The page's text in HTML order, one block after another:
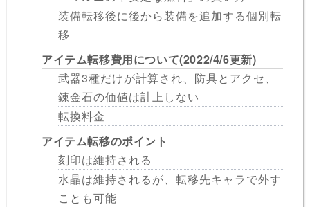
装備転移後に後から装備を追加する個別転
移
アイテム転移費用について(2022/4/6更新)
武器3種だけが計算され、防具とアクセ、
錬金石の価値は計上しない
転換料金
アイテム転移のポイント
刻印は維持される
水晶は維持されるが、転移先キャラで外す
ことも可能